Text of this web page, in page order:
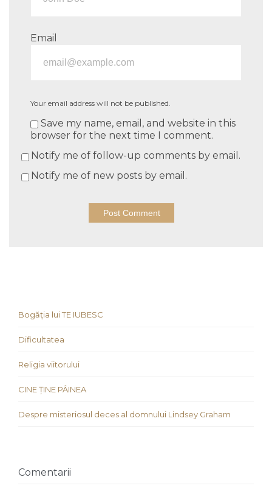
Email
Your email address will not be published.
Save my name, email, and website in this
browser for the next time I comment.
Notify me of follow-up comments by email.
Notify me of new posts by email.
Bogăția lui TE IUBESC
Dificultatea
Religia viitorului
CINE ȚINE PÂINEA
Despre misteriosul deces al domnului Lindsey Graham
Comentarii